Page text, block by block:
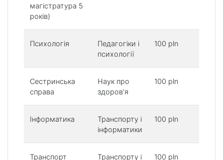
магістратура 5
років)
Психологія
Педагогіки і
психології
100 pln
Сестринська
справа
Наук про
здоров’я
100 pln
Інформатика
Транспорту і
інформатики
100 pln
Транспорт
Транспорту і
100 pln